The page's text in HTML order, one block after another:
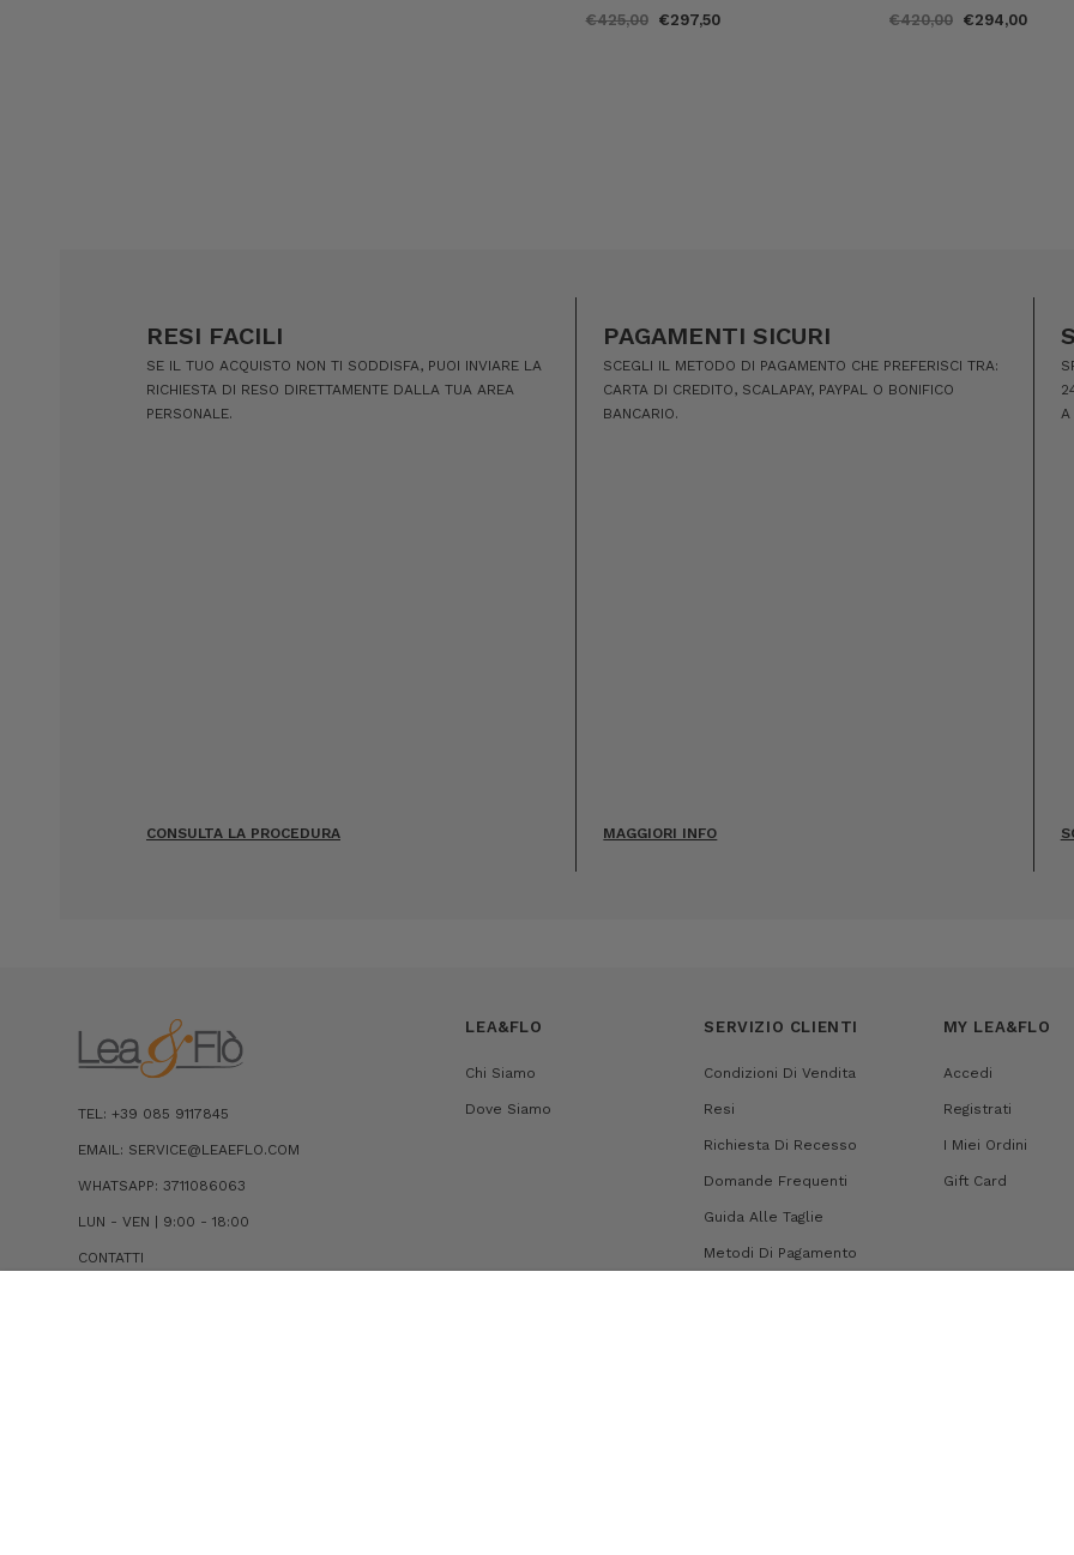
€425,00 €297,50 €420,00 €294,00
RESI FACILI
SE IL TUO ACQUISTO NON TI SODDISFA, PUOI INVIARE LA
RICHIESTA DI RESO DIRETTAMENTE DALLA TUA AREA
PERSONALE.
CONSULTA LA PROCEDURA
PAGAMENTI SICURI
SCEGLI IL METODO DI PAGAMENTO CHE PREFERISCI TRA:
CARTA DI CREDITO, SCALAPAY, PAYPAL O BONIFICO
BANCARIO.
MAGGIORI INFO
A
TEL: +39 085 9117845
EMAIL: SERVICE@LEAEFLO.COM
WHATSAPP: 3711086063
LUN - VEN | 9:00 - 18:00
CONTATTI
LEA&FLO
Chi Siamo
Dove Siamo
SERVIZIO CLIENTI
Condizioni Di Vendita
Resi
Richiesta Di Recesso
Domande Frequenti
Guida Alle Taglie
Metodi Di Pagamento
MY LEA&FLO
Accedi
Registrati
I Miei Ordini
Gift Card